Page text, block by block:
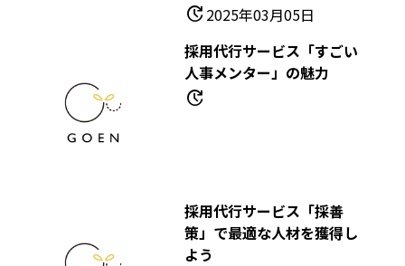
update2025年03月05日
採用代行サービス「すごい
人事メンター」の魅力
update
採用代行サービス「採善
策」で最適な人材を獲得し
よう